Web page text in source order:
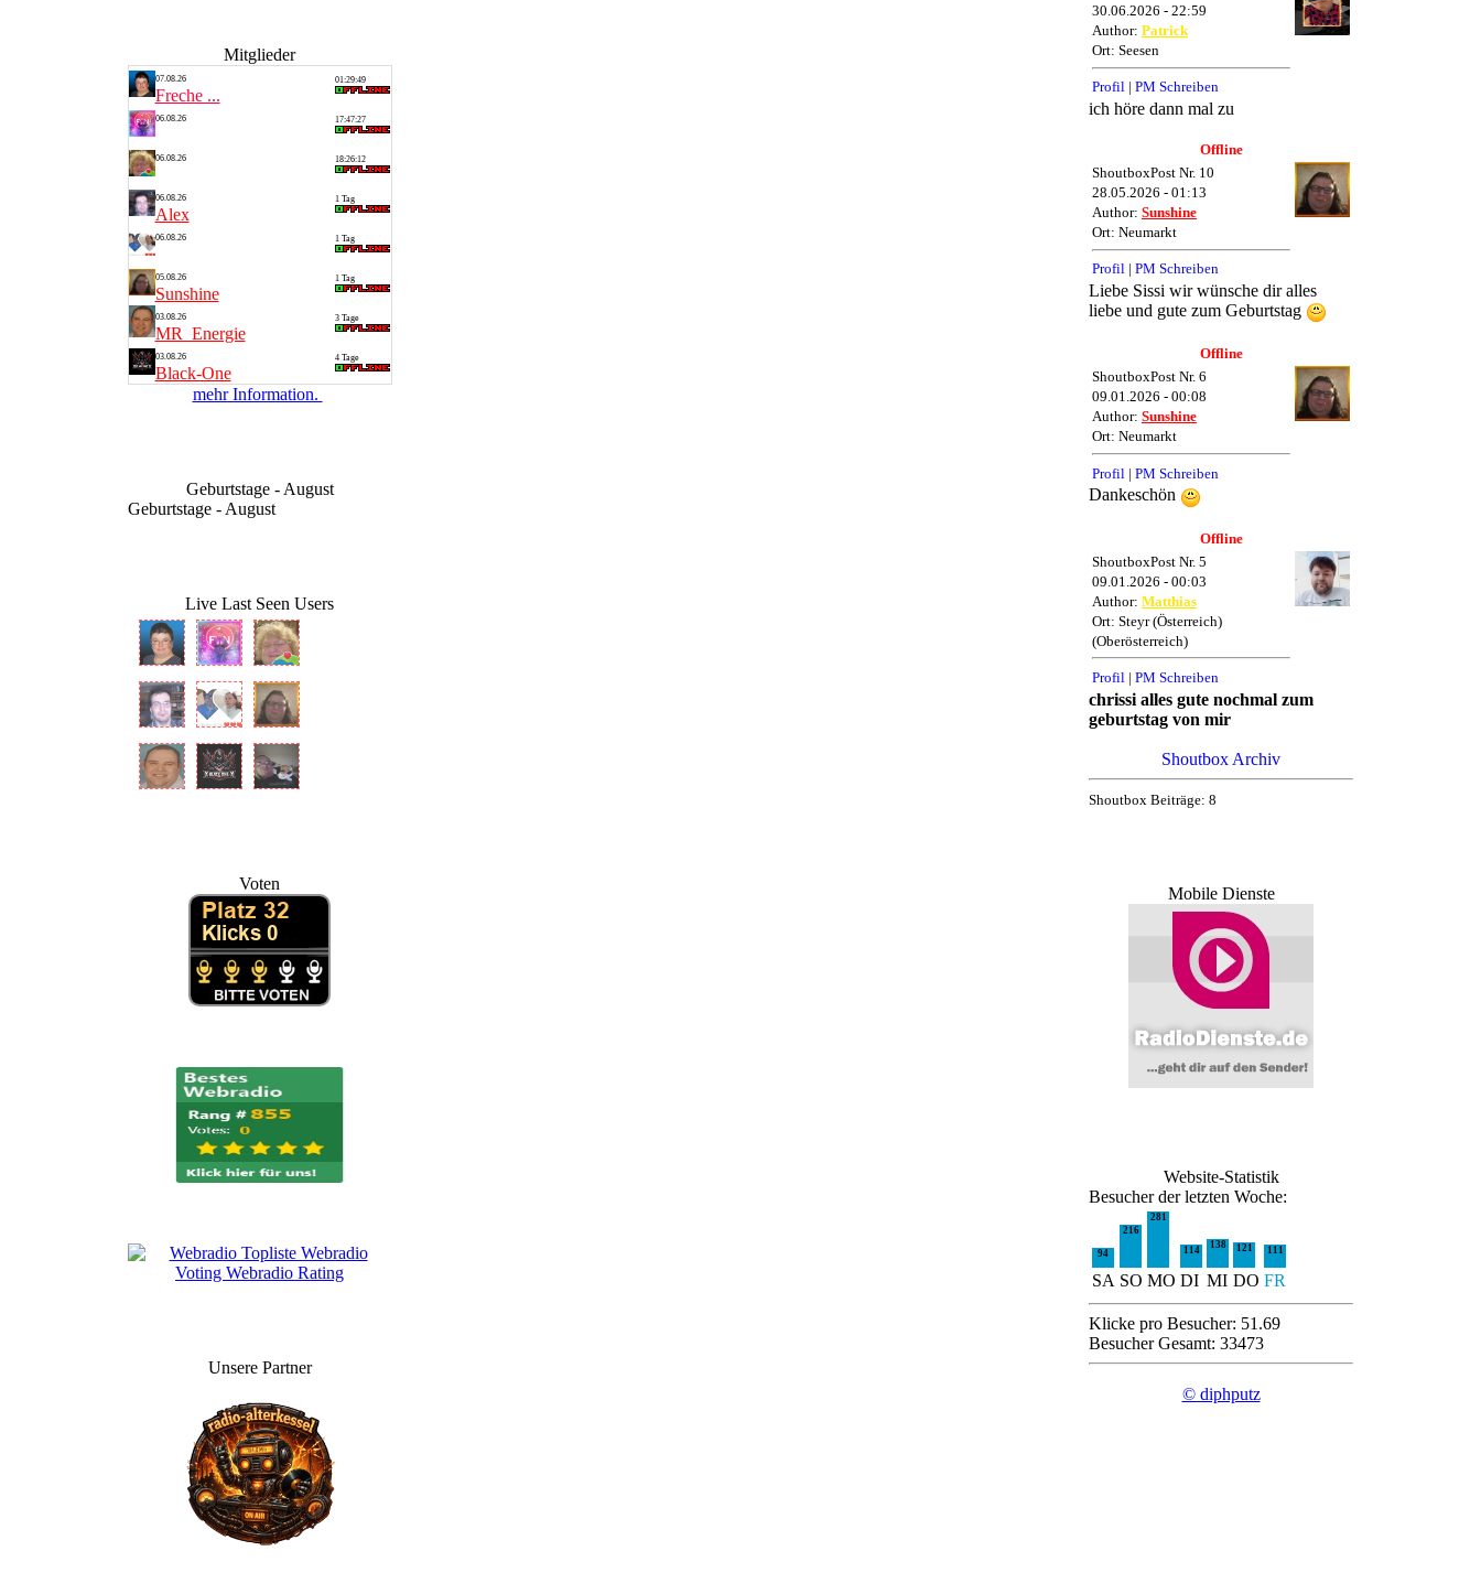
Mitglieder
07.08.26
Freche ...
01:29:49
06.08.26
Thomas
17:47:27
06.08.26
Silvia
18:26:12
06.08.26
Alex
1 Tag
06.08.26
Saarlan...
1 Tag
05.08.26
Sunshine
1 Tag
03.08.26
MR_Energie
3 Tage
03.08.26
Black-One
4 Tage
mehr Information.
Geburtstage - August
Geburtstage - August
Live Last Seen Users
Voten
Unsere Partner
30.06.2026 - 22:59
Author: Patrick
Ort: Seesen
Profil | PM Schreiben
ich höre dann mal zu
Offline
ShoutboxPost Nr. 10
28.05.2026 - 01:13
Author: Sunshine
Ort: Neumarkt
Profil | PM Schreiben
Liebe Sissi wir wünsche dir alles
liebe und gute zum Geburtstag
Offline
ShoutboxPost Nr. 6
09.01.2026 - 00:08
Author: Sunshine
Ort: Neumarkt
Profil | PM Schreiben
Dankeschön
Offline
ShoutboxPost Nr. 5
09.01.2026 - 00:03
Author: Matthias
Ort: Steyr (Österreich)
(Oberösterreich)
Profil | PM Schreiben
chrissi alles gute nochmal zum
geburtstag von mir
Shoutbox Archiv
Shoutbox Beiträge: 8
Mobile Dienste
Website-Statistik
Besucher der letzten Woche:
94
216
281
114
138 121 111
SA SO MO DI MI DO FR
Klicke pro Besucher: 51.69
Besucher Gesamt: 33473
© diphputz